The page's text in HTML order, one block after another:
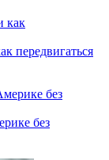
передвигаться
без